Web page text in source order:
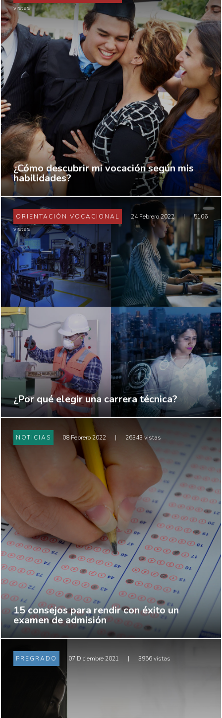
vistas
¿Cómo descubrir mi vocación según mis
habilidades?
ORIENTACIÓN VOCACIONAL 24 Febrero 2022 |
5106
vistas
¿Por qué elegir una carrera técnica?
NOTICIAS 08 Febrero 2022 | 26343 vistas
15 consejos para rendir con éxito un
examen de admisión
PREGRADO 07 Diciembre 2021 | 3956 vistas